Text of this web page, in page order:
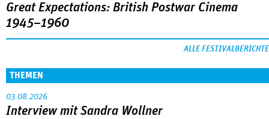
Great Expectations: British Postwar Cinema
1945–1960
ALLE FESTIVALBERICHTE
THEMEN
03.08.2026
Interview mit Sandra Wollner